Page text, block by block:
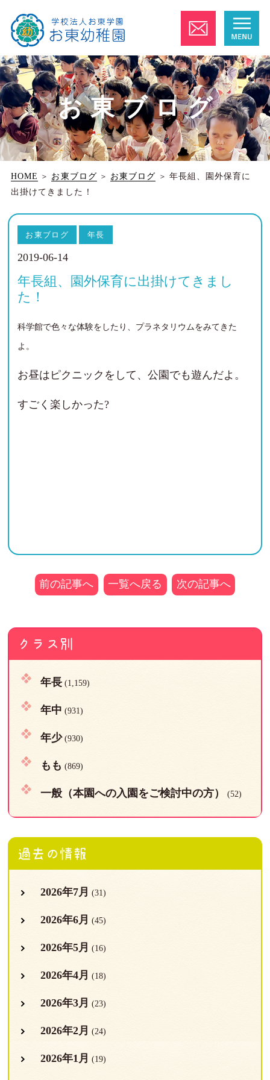
お東ブログ
HOME ＞ お東ブログ ＞ お東ブログ ＞ 年長組、園外保育に
出掛けてきました！
お東ブログ 年長
2019-06-14
年長組、園外保育に出掛けてきまし
た！
科学館で色々な体験をしたり、プラネタリウムをみてきた
よ。
お昼はピクニックをして、公園でも遊んだよ。
すごく楽しかった?
前の記事へ 一覧へ戻る 次の記事へ
クラス別
年長(1,159)
年中 (931)
年少(930)
もも (869)
一般（本園への入園をご検討中の方） (52)
過去の情報
2026年7月 (31)
2026年6月 (45)
2026年5月 (16)
2026年4月 (18)
2026年3月 (23)
2026年2月 (24)
2026年1月 (19)